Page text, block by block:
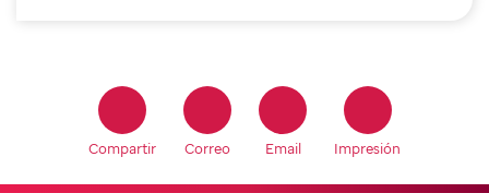
Compartir Correo Email Impresión